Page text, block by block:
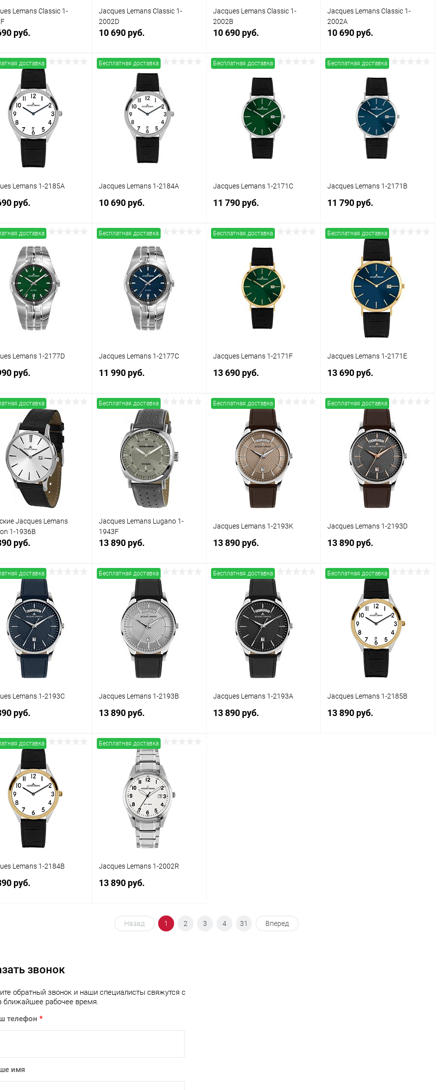
Lemans Classic 1-
руб.
В корзину
Купить в 1
Сравнение
В избранное В наличии
Jacques Lemans Classic 1-
2002D
10 690 руб.
В корзину
Купить в 1
Сравнение
В избранное В наличии
Jacques Lemans Classic 1-
2002B
10 690 руб.
Купить в 1
В избранное В наличии
Jacques Lemans Classic 1-
2002A
10 690 руб.
Купить в 1
В избранное В наличии
доставка
Lemans 1-2185A
руб.
Купить в 1
Сравнение
В избранное В наличии
Бесплатная доставка
Jacques Lemans 1-2184A
10 690 руб.
Купить в 1
Сравнение
В избранное В наличии
Бесплатная доставка
Jacques Lemans 1-2171C
11 790 руб.
Купить в 1
В избранное В наличии
Бесплатная доставка
Jacques Lemans 1-2171B
11 790 руб.
В корзину
Купить в 1
Сравнение
В избранное В наличии
доставка
Lemans 1-2177D
руб.
В корзину
Купить в 1
Сравнение
В избранное В наличии
Бесплатная доставка
Jacques Lemans 1-2177C
11 990 руб.
В корзину
Купить в 1
Сравнение
В избранное В наличии
Бесплатная доставка
Jacques Lemans 1-2171F
13 690 руб.
В корзину
Купить в 1
Сравнение
В избранное В наличии
Бесплатная доставка
Jacques Lemans 1-2171E
13 690 руб.
В корзину
Купить в 1
Сравнение
В избранное В наличии
доставка
Jacques Lemans
1-1936B
руб.
В корзину
Купить в 1
Сравнение
В избранное В наличии
Бесплатная доставка
Jacques Lemans Lugano 1-
1943F
13 890 руб.
В корзину
Купить в 1
Сравнение
В избранное В наличии
Бесплатная доставка
Jacques Lemans 1-2193K
13 890 руб.
В корзину
Купить в 1
Сравнение
В избранное В наличии
Бесплатная доставка
Jacques Lemans 1-2193D
13 890 руб.
В корзину
Купить в 1
Сравнение
В избранное В наличии
доставка
Lemans 1-2193C
руб.
В корзину
Купить в 1
Сравнение
В избранное В наличии
Бесплатная доставка
Jacques Lemans 1-2193B
13 890 руб.
В корзину
Купить в 1
Сравнение
В избранное В наличии
Бесплатная доставка
Jacques Lemans 1-2193A
13 890 руб.
Бесплатная доставка
Jacques Lemans 1-2185B
13 890 руб.
доставка
Lemans 1-2184B
руб.
В наличии
Бесплатная доставка
Jacques Lemans 1-2002R
13 890 руб.
В корзину
Назад 1 2 3 4 31 Вперед
звонок
обратный звонок и наши специалисты свяжутся с
ближайшее рабочее время.
телефон *
имя